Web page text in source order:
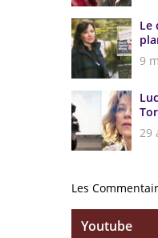
Le
9
29
Les
Youtube